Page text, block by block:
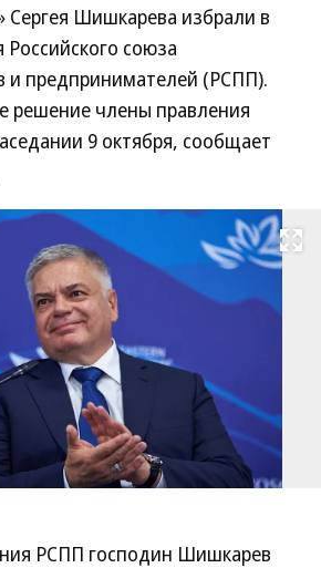
Шишкарева избрали в
Российского союза
предпринимателей (РСПП).
решение члены правления
9 октября, сообщает
Развернуть
РСПП господин Шишкарев